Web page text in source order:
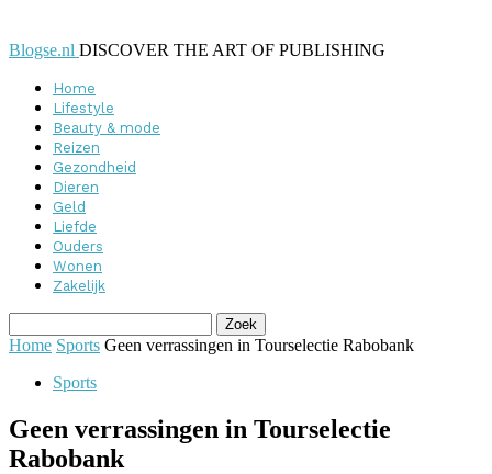
Blogse.nl DISCOVER THE ART OF PUBLISHING
Home
Lifestyle
Beauty & mode
Reizen
Gezondheid
Dieren
Geld
Liefde
Ouders
Wonen
Zakelijk
Home Sports Geen verrassingen in Tourselectie Rabobank
Sports
Geen verrassingen in Tourselectie
Rabobank